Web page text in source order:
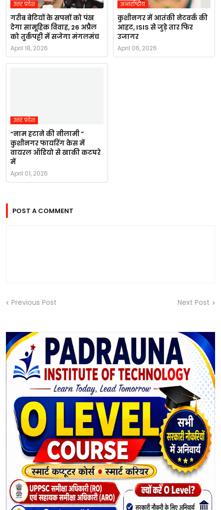
उत्तर प्रदेश
गरीब बेटियों के सपनों को पंख
देगा सामूहिक विवाह, 26 अप्रैल
को तुर्कपट्टी में सजेगा मंगलमंच
April 18, 2026
अन्तर्राष्ट्रीय
कुशीनगर में आतंकी नेटवर्क की
आहट, ISIS से जुड़े तार फिर
उजागर
April 06, 2026
उत्तर प्रदेश
“नाम हटाने की नीलामी ”
कुशीनगर फायरिंग केस में
वायरल ऑडियो से खाकी कटघरे
में
April 01, 2026
POST A COMMENT
Previous Post Next Post